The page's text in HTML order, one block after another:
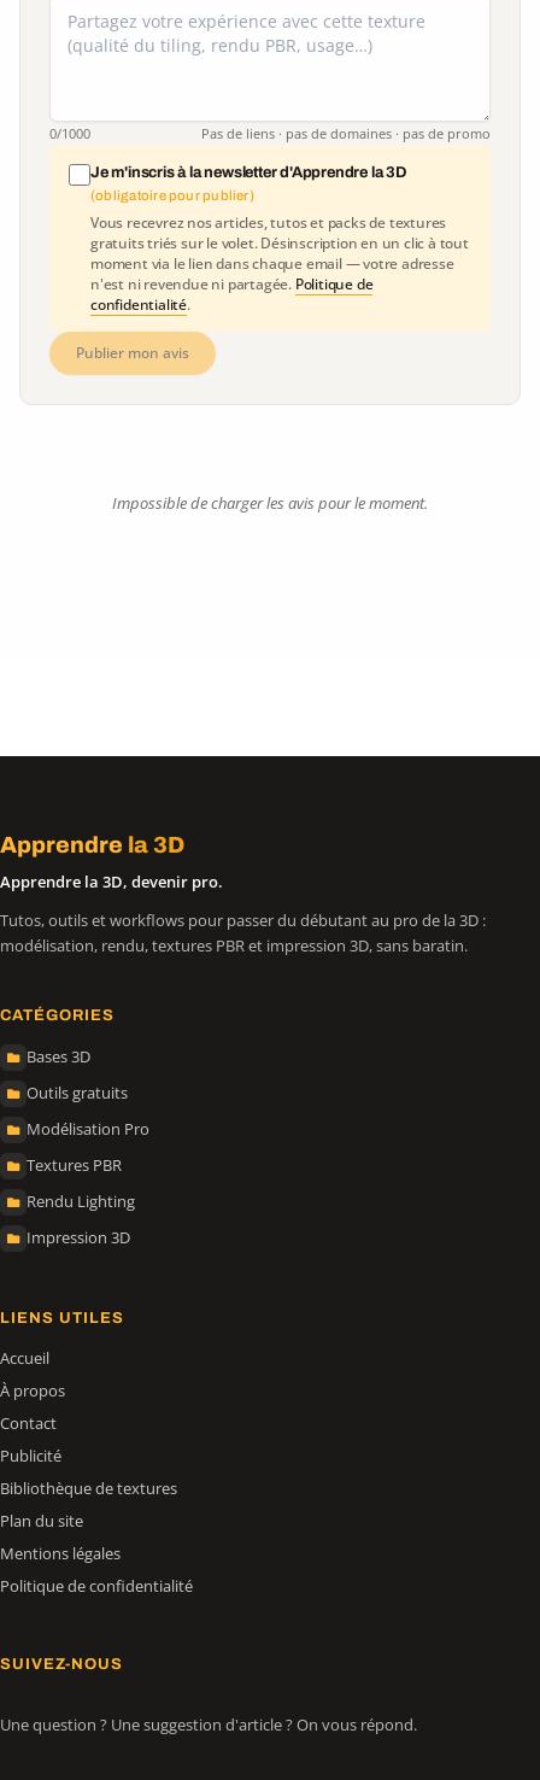
0/1000 Pas de liens · pas de domaines · pas de promo
Je m'inscris à la newsletter d'Apprendre la 3D
(obligatoire pour publier)
Vous recevrez nos articles, tutos et packs de textures
gratuits triés sur le volet. Désinscription en un clic à tout
moment via le lien dans chaque email — votre adresse
n'est ni revendue ni partagée. Politique de
confidentialité.
Publier mon avis
Impossible de charger les avis pour le moment.
Apprendre la 3D
Apprendre la 3D, devenir pro.
Tutos, outils et workflows pour passer du débutant au pro de la 3D :
modélisation, rendu, textures PBR et impression 3D, sans baratin.
CATÉGORIES
Bases 3D
Outils gratuits
Modélisation Pro
Textures PBR
Rendu Lighting
Impression 3D
LIENS UTILES
Accueil
À propos
Contact
Publicité
Bibliothèque de textures
Plan du site
Mentions légales
Politique de confidentialité
SUIVEZ-NOUS
Une question ? Une suggestion d'article ? On vous répond.